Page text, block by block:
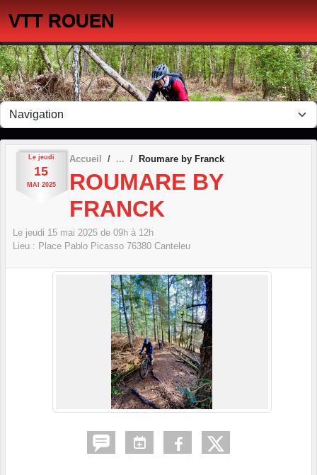
VTT ROUEN
Le jeudi
15
MAI 2025
Accueil Roumare by Franck
ROUMARE BY
FRANCK
Le jeudi 15 mai 2025 de 09h à 12h
Lieu : Place Pablo Picasso 76380 Canteleu